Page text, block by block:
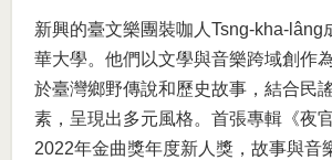
新興的臺文樂團裝咖人Tsng-kha-lâng
華大學。他們以文學與音樂跨域創作
於臺灣鄉野傳說和歷史故事，結合民
素，呈現出多元風格。首張專輯《夜
2022年金曲獎年度新人獎，故事與音